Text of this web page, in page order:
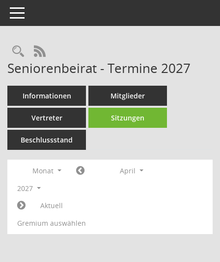
Toggle navigation
Rechercheauswahl
RSS-Feed
Seniorenbeirat - Termine 2027
Informationen Mitglieder
Vertreter Sitzungen
Beschlussstand
Monat
April
2027
Aktuell
Gremium auswählen